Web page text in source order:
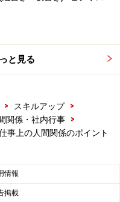
付けて下さい。
れないので、本心を偽
スメントに発展しかね
。もし緊急事態が起こ
まう場合は、できるだ
と見る
> スキルアップ
>
関係・社内行事
>
事上の人間関係のポイント
情報
掲載